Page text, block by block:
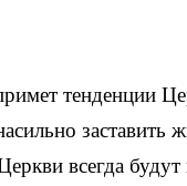
тенденции
заставить
всегда